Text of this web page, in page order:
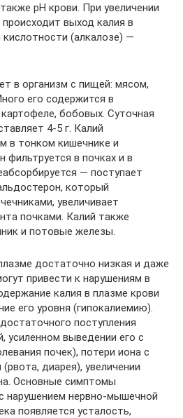
pH крови. При увеличении
выход калия в
кислотности (алкалозе) —
в организм с пищей: мясом,
его содержится в
бобовых. Суточная
4-5 г. Калий
в тонком кишечнике и
фильтруется в почках и в
— поступает
который
увеличивает
почками. Калий также
и потовые железы.
достаточно низкая и даже
привести к нарушениям в
калия в плазме крови
его уровня (гипокалиемию).
поступления
усиленном выведении его с
почек), потери иона с
диарея), увеличении
Основные симптомы
нарушением нервно-мышечной
появляется усталость,